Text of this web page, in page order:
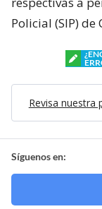
Policial (SIP) de
Revisa nuestra
Síguenos en: